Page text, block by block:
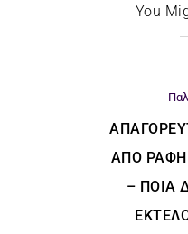
You
ΑΠΌ
– ΠΟΙΑ